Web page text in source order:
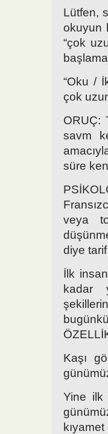
Lütfen,
okuyun
“çok
“Oku /
çok
ORUÇ:
savm
süre
veya
diye
İlk
kadar
Kaşı
Yine ilk